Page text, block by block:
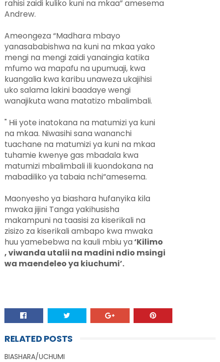
rahisi zaidi kuliko kuni na mkaa” amesema
Andrew.
Ameongeza “Madhara mbayo
yanasababishwa na kuni na mkaa yako
mengi na mengi zaidi yanaingia katika
mfumo wa mapafu na upumuaji, kwa
kuangalia kwa karibu unaweza ukajihisi
uko salama lakini baadaye wengi
wanajikuta wana matatizo mbalimbali.
" Hii yote inatokana na matumizi ya kuni
na mkaa. Niwasihi sana wananchi
tuachane na matumizi ya kuni na mkaa
tuhamie kwenye gas mbadala kwa
matumizi mbalimbali ili kuondokana na
mabadiliko ya tabaia nchi”amesema.
Maonyesho ya biashara hufanyika kila
mwaka jijini Tanga yakihusisha
makampuni na taasisi za kiserikali na
zisizo za kiserikali ambapo kwa mwaka
huu yamebebwa na kauli mbiu ya‘Kilimo
, viwanda utalii na madini ndio msingi
wa maendeleo ya kiuchumi’.
RELATED POSTS
BIASHARA/UCHUMI